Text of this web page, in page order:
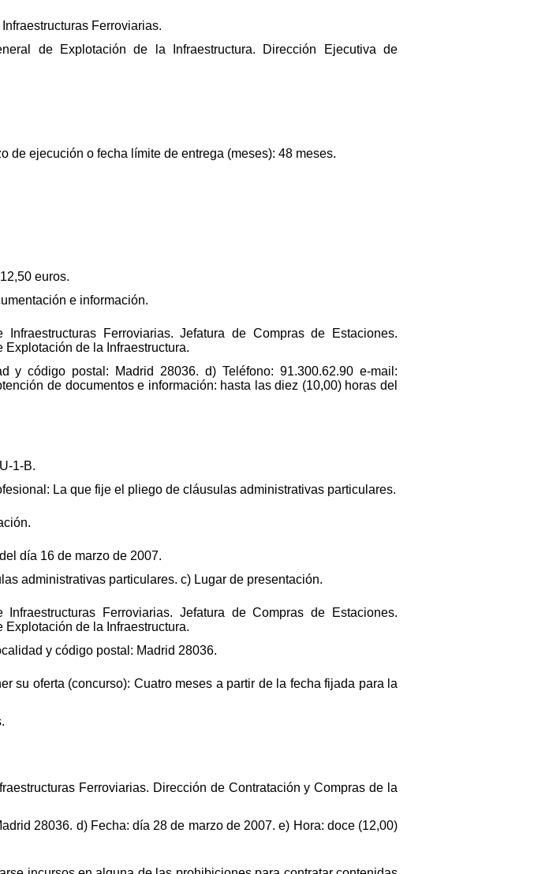
Ferroviarias.
de Explotación de la Infraestructura. Dirección Ejecutiva de
de ejecución o fecha límite de entrega (meses): 48 meses.
euros.
e información.
Ferroviarias. Jefatura de Compras de Estaciones.
de la Infraestructura.
y código postal: Madrid 28036. d) Teléfono: 91.300.62.90 e-mail:
de documentos e información: hasta las diez (10,00) horas del
1-B.
La que fije el pliego de cláusulas administrativas particulares.
día 16 de marzo de 2007.
administrativas particulares. c) Lugar de presentación.
Ferroviarias. Jefatura de Compras de Estaciones.
de la Infraestructura.
y código postal: Madrid 28036.
su oferta (concurso): Cuatro meses a partir de la fecha fijada para la
Ferroviarias. Dirección de Contratación y Compras de la
28036. d) Fecha: día 28 de marzo de 2007. e) Hora: doce (12,00)